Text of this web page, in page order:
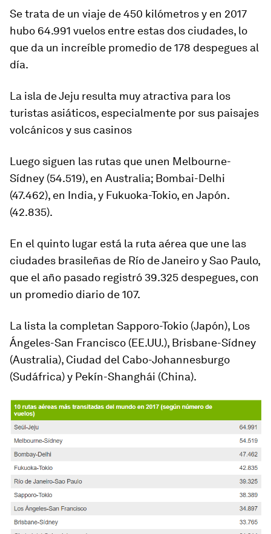
Se trata de un viaje de 450 kilómetros y en 2017
hubo 64.991 vuelos entre estas dos ciudades, lo
que da un increíble promedio de178 despegues al
día.
La isla de Jeju resulta muy atractiva para los
turistas asiáticos, especialmente por sus paisajes
volcánicos y sus casinos
Luego siguen las rutas que unen Melbourne-
Sídney (54.519), en Australia; Bombai-Delhi
(47.462), en India, y Fukuoka-Tokio, en Japón.
(42.835).
En el quinto lugar está la ruta aérea que une las
ciudades brasileñas de Río de Janeiro y Sao Paulo,
que el año pasado registró 39.325 despegues, con
un promedio diario de 107.
La lista la completan Sapporo-Tokio (Japón), Los
Ángeles-San Francisco (EE.UU.), Brisbane-Sídney
(Australia), Ciudad del Cabo-Johannesburgo
(Sudáfrica) y Pekín-Shanghái (China).